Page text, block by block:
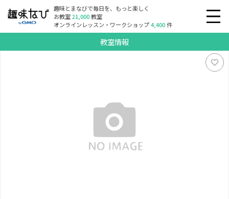
趣味とまなびで毎日を、もっと楽しく
お教室21,000教室
オンラインレッスン・ワークショップ4,400件
教室情報